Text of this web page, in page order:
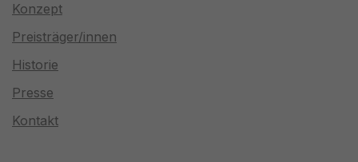
Konzept
Preisträger/innen
Historie
Presse
Kontakt